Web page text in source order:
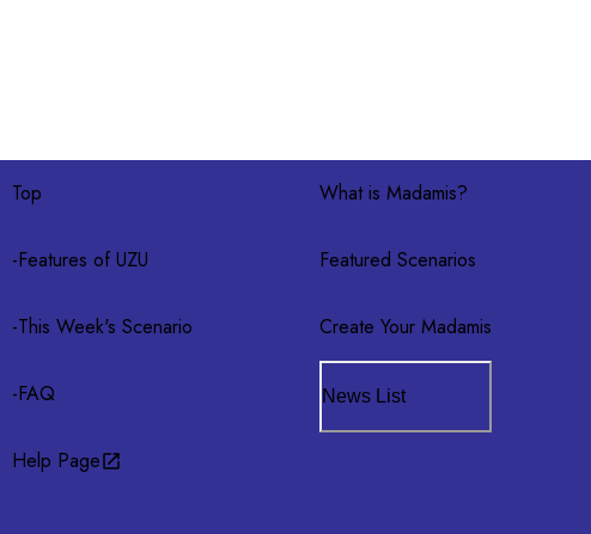
Top
-Features of UZU
-This Week's Scenario
-FAQ
Help Page
What is Madamis?
Featured Scenarios
Create Your Madamis
News List